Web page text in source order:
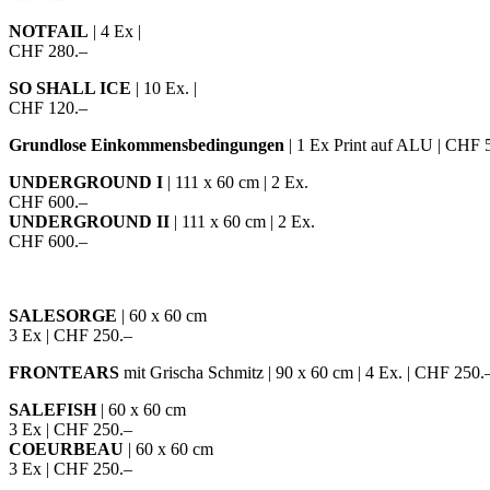
NOTFAIL | 4 Ex |
CHF 280.–
SO SHALL ICE | 10 Ex. |
CHF 120.–
Grundlose Einkommensbedingungen | 1 Ex Print auf ALU | CHF
UNDERGROUND I | 111 x 60 cm | 2 Ex.
CHF 600.–
UNDERGROUND II | 111 x 60 cm | 2 Ex.
CHF 600.–
SALESORGE | 60 x 60 cm
3 Ex | CHF 250.–
FRONTEARS mit Grischa Schmitz | 90 x 60 cm | 4 Ex. | CHF
SALEFISH| 60 x 60 cm
3 Ex | CHF 250.–
COEURBEAU | 60 x 60 cm
3 Ex | CHF 250.–